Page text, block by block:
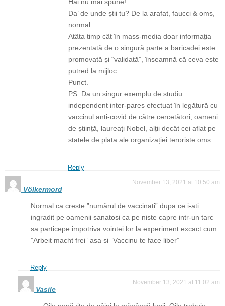
Da’ de unde știi tu? De la arafat, faucci & oms,
normal..
Atâta timp cât în mass-media doar informația
prezentată de o singură parte a baricadei este
promovată și “validată”, înseamnă că ceva este
putred la mijloc.
Punct.
PS. Da un singur exemplu de studiu
independent inter-pares efectuat în legătură cu
vaccinul anti-covid de către cercetători, oameni
de știință, laureați Nobel, alții decât cei aflat pe
statele de plata ale organizației teroriste oms.
Reply
Völkermord
November 13, 2021 at 10:50 am
Normal ca creste ”numărul de vaccinați” dupa ce i-ati
ingradit pe oamenii sanatosi ca pe niste capre intr-un tarc
sa particepe impotriva vointei lor la experiment excact cum
”Arbeit macht frei” asa si ”Vaccinu te face liber”
Reply
Vasile
November 13, 2021 at 11:02 am